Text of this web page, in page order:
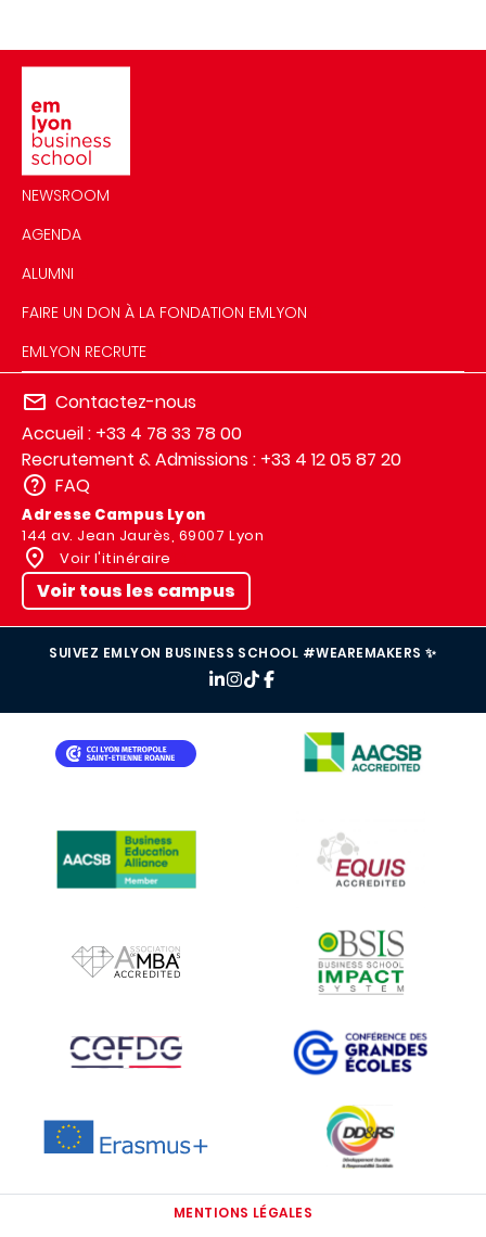
NEWSROOM
AGENDA
ALUMNI
FAIRE UN DON À LA FONDATION EMLYON
EMLYON RECRUTE
Contactez-nous
Accueil : +33 4 78 33 78 00
Recrutement & Admissions : +33 4 12 05 87 20
FAQ
Adresse Campus Lyon
144 av. Jean Jaurès, 69007 Lyon
Voir l'itinéraire
Voir tous les campus
SUIVEZ EMLYON BUSINESS SCHOOL #WEAREMAKERS ✨
IMAGE
IMAGE
IMAGE
IMAGE
IMAGE IMAGE
MENTIONS LÉGALES